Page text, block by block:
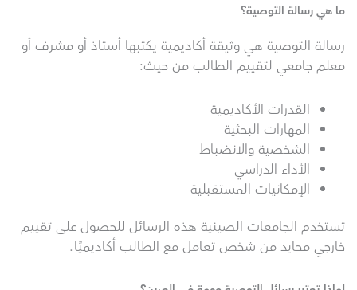
ما هي رسالة التوصية؟
رسالة التوصية هي وثيقة أكاديمية يكتبها أستاذ أو مشرف أو
معلم جامعي لتقييم الطالب من حيث:
القدرات الأكاديمية
المهارات البحثية
الشخصية والانضباط
الأداء الدراسي
الإمكانيات المستقبلية
تستخدم الجامعات الصينية هذه الرسائل للحصول على تقييم
خارجي محايد من شخص تعامل مع الطالب أكاديميًا.